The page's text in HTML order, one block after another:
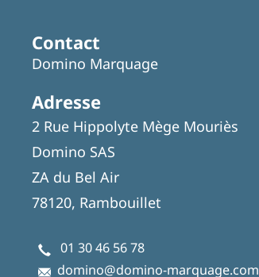
Contact
Domino Marquage
Adresse
2 Rue Hippolyte Mège Mouriès
Domino SAS
ZA du Bel Air
78120, Rambouillet
01 30 46 56 78
domino@domino-marquage.com